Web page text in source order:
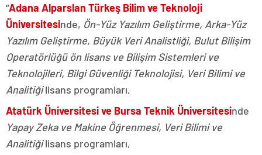
“Adana Alparslan Türkeş Bilim ve Teknoloji
Üniversitesinde, Ön-Yüz Yazılım Geliştirme, Arka-Yüz
Yazılım Geliştirme, Büyük Veri Analistliği, Bulut Bilişim
Operatörlüğü ön lisans ve Bilişim Sistemleri ve
Teknolojileri, Bilgi Güvenliği Teknolojisi, Veri Bilimi ve
Analitiğilisans programları,
Atatürk Üniversitesi ve Bursa Teknik Üniversitesinde
Yapay Zeka ve Makine Öğrenmesi, Veri Bilimi ve
Analitiğilisans programları,